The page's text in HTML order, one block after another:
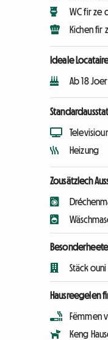
WC fir ze
Kichen fir
Ideale
Ab 18 Joer
Heizung
Zousätzlech
Stäck ouni
Hausreegelen
Fëmmen
Keng